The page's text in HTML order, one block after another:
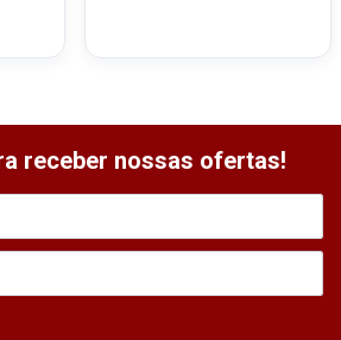
receber nossas ofertas!